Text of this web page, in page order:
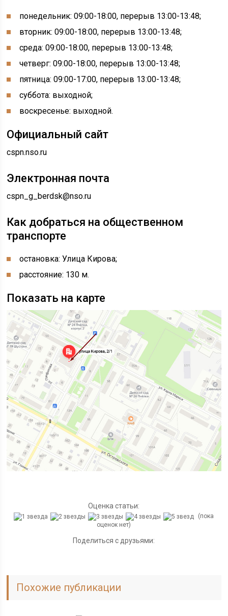
понедельник: 09:00-18:00, перерыв 13:00-13:48;
вторник: 09:00-18:00, перерыв 13:00-13:48;
среда: 09:00-18:00, перерыв 13:00-13:48;
четверг: 09:00-18:00, перерыв 13:00-13:48;
пятница: 09:00-17:00, перерыв 13:00-13:48;
суббота: выходной;
воскресенье: выходной.
Официальный сайт
cspn.nso.ru
Электронная почта
cspn_g_berdsk@nso.ru
Как добраться на общественном
транспорте
остановка: Улица Кирова;
расстояние: 130 м.
Показать на карте
Оценка статьи:
(пока
оценок нет)
Поделиться с друзьями:
Похожие публикации